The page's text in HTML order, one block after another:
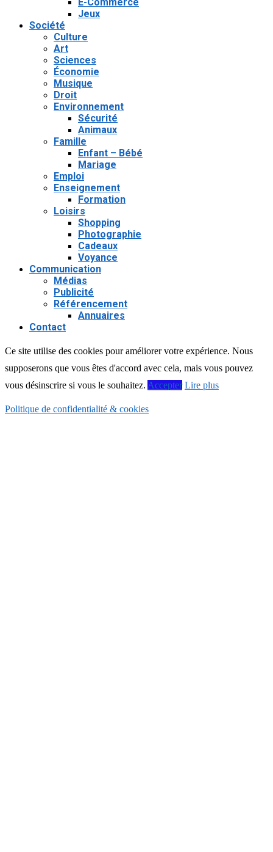
Jeux
Société
Culture
Art
Sciences
Économie
Musique
Droit
Environnement
Sécurité
Animaux
Famille
Enfant – Bébé
Mariage
Emploi
Enseignement
Formation
Loisirs
Shopping
Photographie
Cadeaux
Voyance
Communication
Médias
Publicité
Référencement
Annuaires
Contact
Ce site utilise des cookies pour améliorer votre expérience. Nous
supposerons que vous êtes d'accord avec cela, mais vous pouvez
vous désinscrire si vous le souhaitez. Accepter Lire plus
Politique de confidentialité & cookies